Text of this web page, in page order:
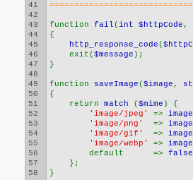
41
42
43
44
45
46
47
48
49
50
51
52
53
54
55
56
57
58
function fail(int $httpCode ,
{
http_response_code(
exit($message );
}
function saveImage($image ,
{
return match ($mime ) {
'image/jpeg' =>
'image/png' =>
'image/gif' =>
'image/webp' =>
default      => false
};
}